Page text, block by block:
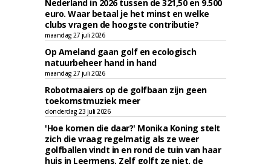
Nederland in 2026 tussen de 321,50 en 9.500
euro. Waar betaal je het minst en welke
clubs vragen de hoogste contributie?
maandag 27 juli 2026
Op Ameland gaan golf en ecologisch
natuurbeheer hand in hand
maandag 27 juli 2026
Robotmaaiers op de golfbaan zijn geen
toekomstmuziek meer
donderdag 23 juli 2026
'Hoe komen die daar?' Monika Koning stelt
zich die vraag regelmatig als ze weer
golfballen vindt in en rond de tuin van haar
huis in Leermens. Zelf golft ze niet, de